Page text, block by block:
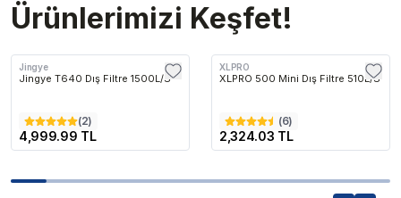
Ürünlerimizi Keşfet!
Jingye
Jingye T640 Dış Filtre 1500L/S
(2)
4,999.99 TL
XLPRO
XLPRO 500 Mini Dış Filtre 510L/S
(6)
2,324.03 TL